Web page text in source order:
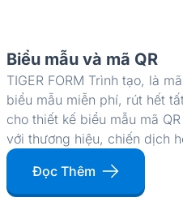
Biểu mẫu và mã QR
TIGER FORM Trình tạo, là
biểu mẫu miễn phí, rút ​​hết
cho thiết kế biểu mẫu mã
với thương hiệu, chiến dịch
Đọc Thêm